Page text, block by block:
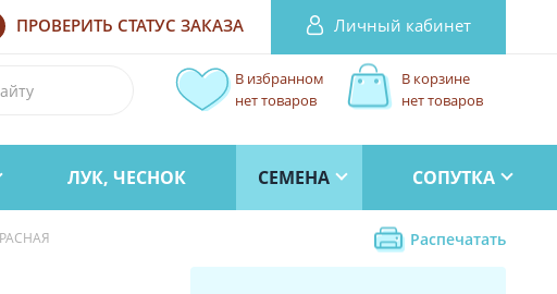
ПРОВЕРИТЬ СТАТУС ЗАКАЗА Личный кабинет
В корзине
нет товаров
В избранном
нет товаров
ЛУК, ЧЕСНОК СЕМЕНА СОПУТКА
Распечатать